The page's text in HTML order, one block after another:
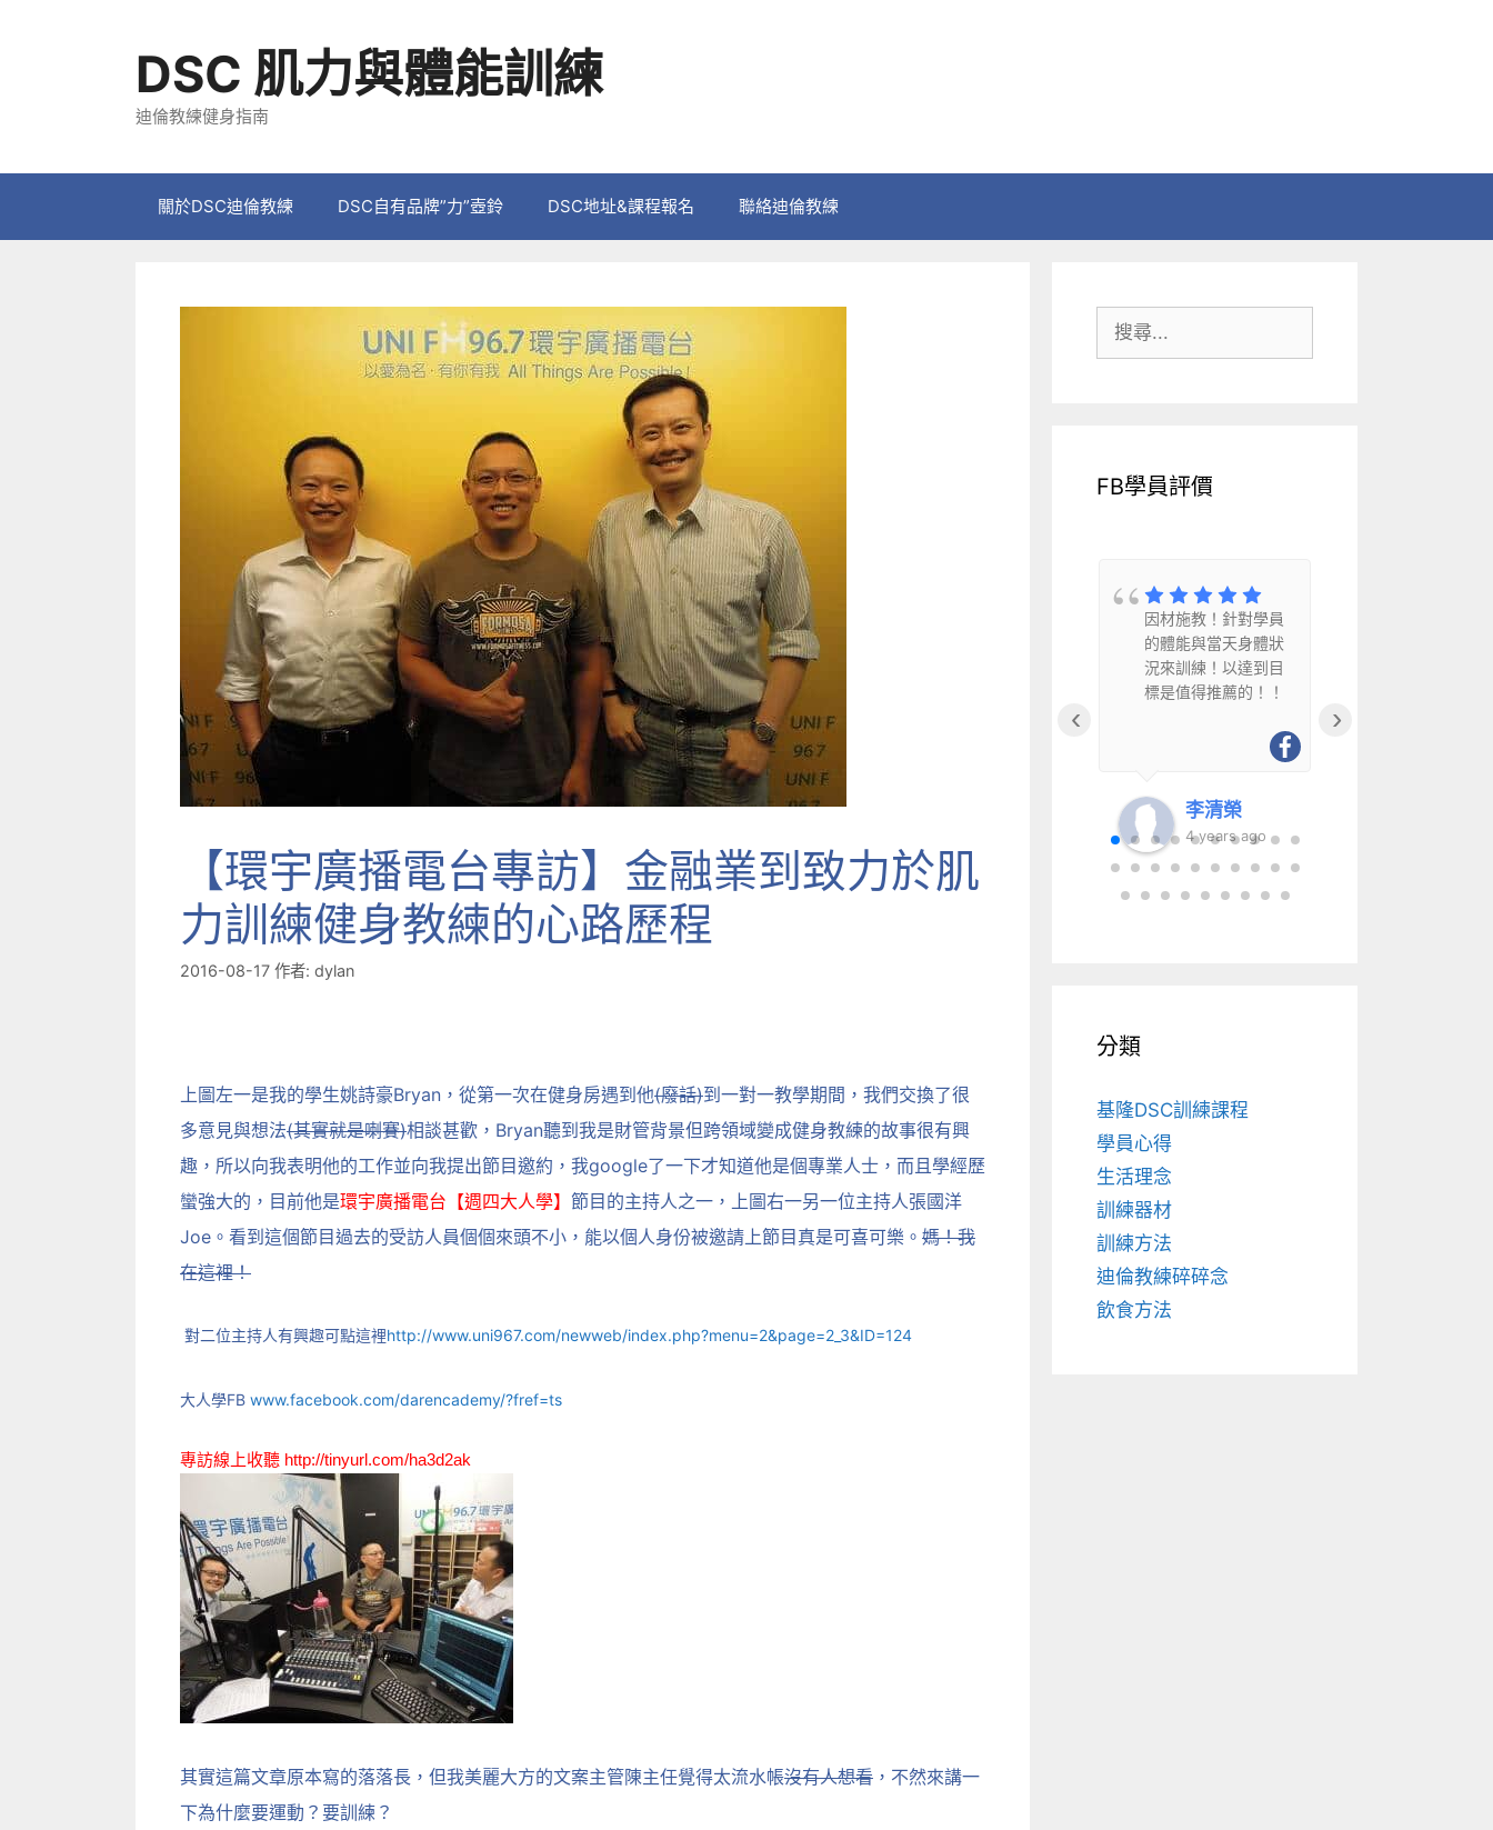
DSC 肌力與體能訓練
迪倫教練健身指南
關於DSC迪倫教練 DSC自有品牌”力”壺鈴 DSC地址&課程報名 聯絡迪倫教練
【環宇廣播電台專訪】金融業到致力於肌
力訓練健身教練的心路歷程
2016-08-17 作者: dylan
上圖左一是我的學生姚詩豪Bryan，從第一次在健身房遇到他(廢話)到一對一教學期間，我們交換了很
多意見與想法(其實就是喇賽)相談甚歡， Bryan聽到我是財管背景但跨領域變成健身教練的故事很有興
趣，所以向我表明他的工作並向我提出節目邀約，我google了一下才知道他是個專業人士，而且學經歷
蠻強大的，目前他是環宇廣播電台【週四大人學】 節目的主持人之一，上圖右一另一位主持人張國洋
Joe。看到這個節目過去的受訪人員個個來頭不小，能以個人身份被邀請上節目真是可喜可樂。 媽！我
在這裡！
對二位主持人有興趣可點這裡http://www.uni967.com/newweb/index.php?menu=2&page=2_3&ID=124
大人學FB www.facebook.com/darencademy/?fref=ts
專訪線上收聽 http://tinyurl.com/ha3d2ak
其實這篇文章原本寫的落落長，但我美麗大方的文案主管陳主任覺得太流水帳沒有人想看 ，不然來講一
下為什麼要運動？要訓練？
尋:
FB學員評價
因材施教！針對學員
的體能與當天身體狀
況來訓練！以達到目
標是值得推薦的！！
李清榮
4 years ago
‹ ›
分類
基隆DSC訓練課程
學員心得
生活理念
訓練器材
訓練方法
迪倫教練碎碎念
飲食方法